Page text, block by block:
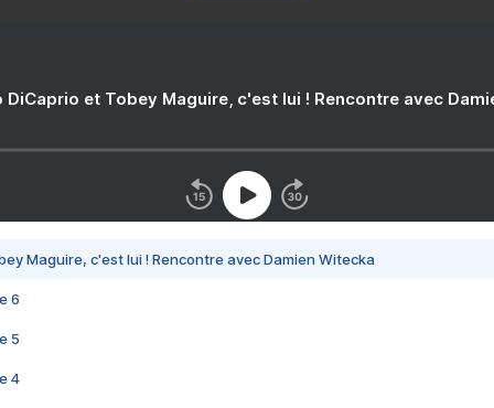
DiCaprio et Tobey Maguire, c'est lui ! Rencontre avec
Maguire, c'est lui ! Rencontre avec Damien Witecka
6
5
4